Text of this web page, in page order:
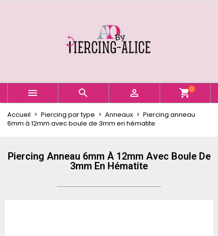
   shopping_cart0
Accueil Piercing par type Anneaux
Piercing anneau
6mm à 12mm avec boule de 3mm en hématite
Piercing Anneau 6mm À 12mm Avec Boule De
3mm En Hématite
Créer une nouvelle liste
Nom de la liste d'envies
Annuler Créer une liste d'envies
Vous devez être connecté pour ajouter des produits
à votre liste d'envies.
Annuler Connexion